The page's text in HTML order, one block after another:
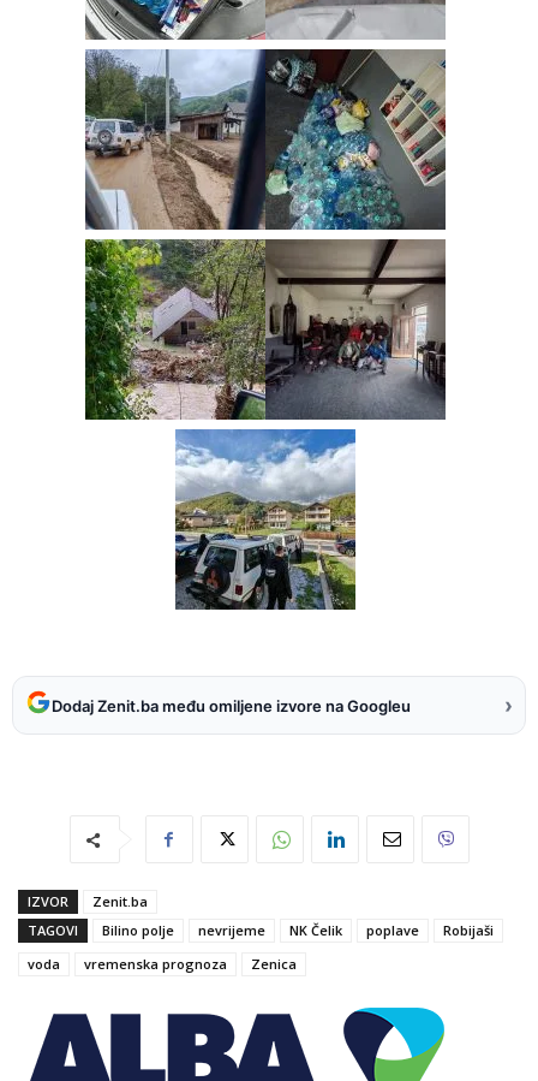
Dodaj Zenit.ba među omiljene izvore na Googleu ›
IZVOR
Zenit.ba
TAGOVI
Bilino polje nevrijeme NK Čelik poplave
Robijaši
voda
vremenska prognoza Zenica